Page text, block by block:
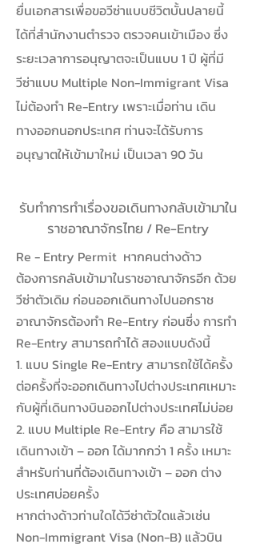
ยื่นเอกสารเพื่อขอวีซ่าแบบชีวิตบั้นปลายนี้
ได้ที่สำนักงานตำรวจ ตรวจคนเข้าเมือง ซึ่ง
ระยะเวลาการอนุญาตจะเป็นแบบ 1 ปี ผู้ที่มี
วีซ่าแบบ Multiple Non-Immigrant Visa
ไม่ต้องทำ Re-Entry เพราะเมื่อท่าน เดิน
ทางออกนอกประเทศ ท่านจะได้รับการ
อนุญาตให้เข้ามาใหม่ เป็นเวลา 90 วัน
รับทำการทำเรื่องขอเดินทางกลับเข้ามาใน
ราชอาณาจักรไทย / Re-Entry
Re - Entry Permit หากคนต่างด้าว
ต้องการกลับเข้ามาในราชอาณาจักรอีก ด้วย
วีซ่าตัวเดิม ก่อนออกเดินทางไปนอกราช
อาณาจักรต้องทำ Re-Entry ก่อนซึ่ง การทำ
Re-Entry สามารถทำได้ สองแบบดังนี้
1. แบบ Single Re-Entry สามารถใช้ได้ครั้ง
ต่อครั้งที่จะออกเดินทางไปต่างประเทศเหมาะ
กับผู้ที่เดินทางบินออกไปต่างประเทศไม่บ่อย
2. แบบ Multiple Re-Entry คือ สามารใช้
เดินทางเข้า – ออก ได้มากกว่า 1 ครั้ง เหมาะ
สำหรับท่านที่ต้องเดินทางเข้า – ออก ต่าง
ประเทศบ่อยครั้ง
หากต่างด้าวท่านใดได้วีซ่าตัวใดแล้วเช่น
Non-Immigrant Visa (Non-B) แล้วบิน